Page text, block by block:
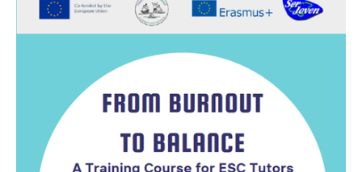
Participation